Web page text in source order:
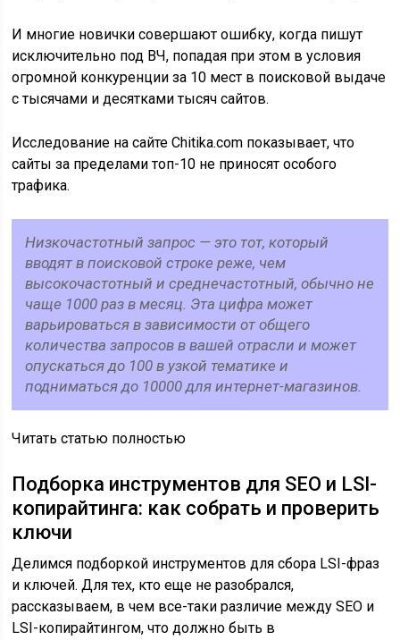
И многие новички совершают ошибку, когда пишут
исключительно под ВЧ, попадая при этом в условия
огромной конкуренции за 10 мест в поисковой выдаче
с тысячами и десятками тысяч сайтов.
Исследование на сайте Chitika.com показывает, что
сайты за пределами топ-10 не приносят особого
трафика.
Низкочастотный запрос — это тот, который
вводят в поисковой строке реже, чем
высокочастотный и среднечастотный, обычно не
чаще 1000 раз в месяц. Эта цифра может
варьироваться в зависимости от общего
количества запросов в вашей отрасли и может
опускаться до 100 в узкой тематике и
подниматься до 10000 для интернет-магазинов.
Читать статью полностью
Подборка инструментов для SEO и LSI-
копирайтинга: как собрать и проверить
ключи
Делимся подборкой инструментов для сбора LSI-фраз
и ключей. Для тех, кто еще не разобрался,
рассказываем, в чем все-таки различие между SEO и
LSI-копирайтингом, что должно быть в